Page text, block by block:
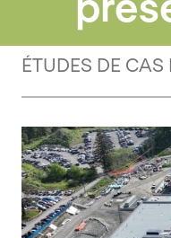
ÉTUDES DE